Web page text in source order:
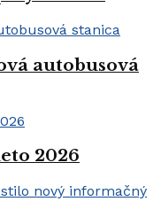
autobusová
2026